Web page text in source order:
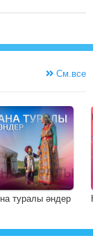
См.все
туралы әндер